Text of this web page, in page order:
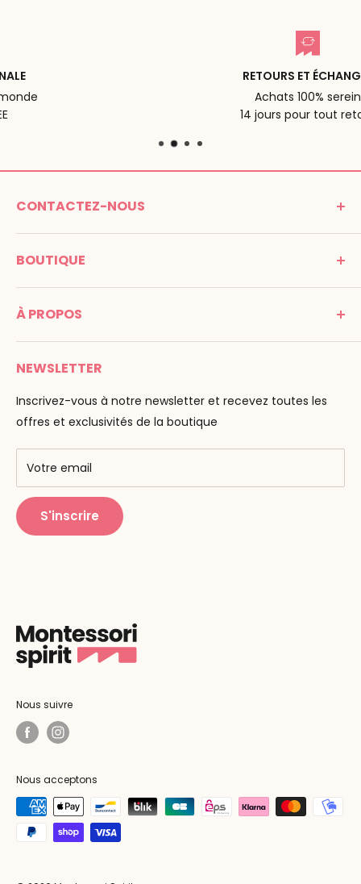
RETOURS ET ÉCHANGES
14 jours pour tout retour
CONTACTEZ-NOUS
MONTESSORI SPIRIT
Promenade Jean Dalba
Tél : 05 53 61 21 26
Email :info@montessori-spirit.com
BOUTIQUE
C G V
Mentions légales
Paiement
Livraison
F.A.Q
À PROPOS
Montessori Spirit
Maria Montessori
La pédagogie
Nos marques
Centres de formation
Public Montessori
NEWSLETTER
Inscrivez-vous à notre newsletter et recevez toutes les
offres et exclusivités de la boutique
Votre email
S'inscrire
Nous suivre
Nous acceptons